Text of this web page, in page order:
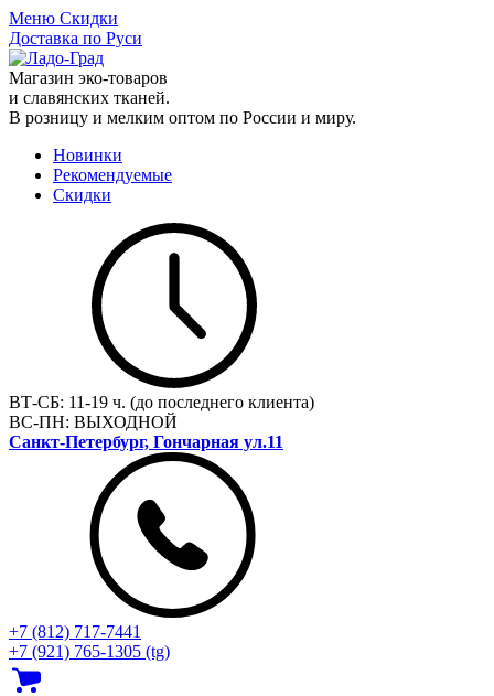
Меню Скидки
Доставка по Руси
Магазин эко-товаров
и славянских тканей.
В розницу и мелким оптом по России и миру.
Новинки
Рекомендуемые
Скидки
ВТ-СБ: 11-19 ч. (до последнего клиента)
ВС-ПН: ВЫХОДНОЙ
Санкт-Петербург, Гончарная ул.11
+7 (812) 717‑7441
+7 (921) 765-1305 (tg)